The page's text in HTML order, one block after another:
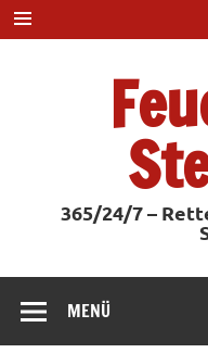
Zum
Inhalt
springen
365/24/7 –
MENÜ